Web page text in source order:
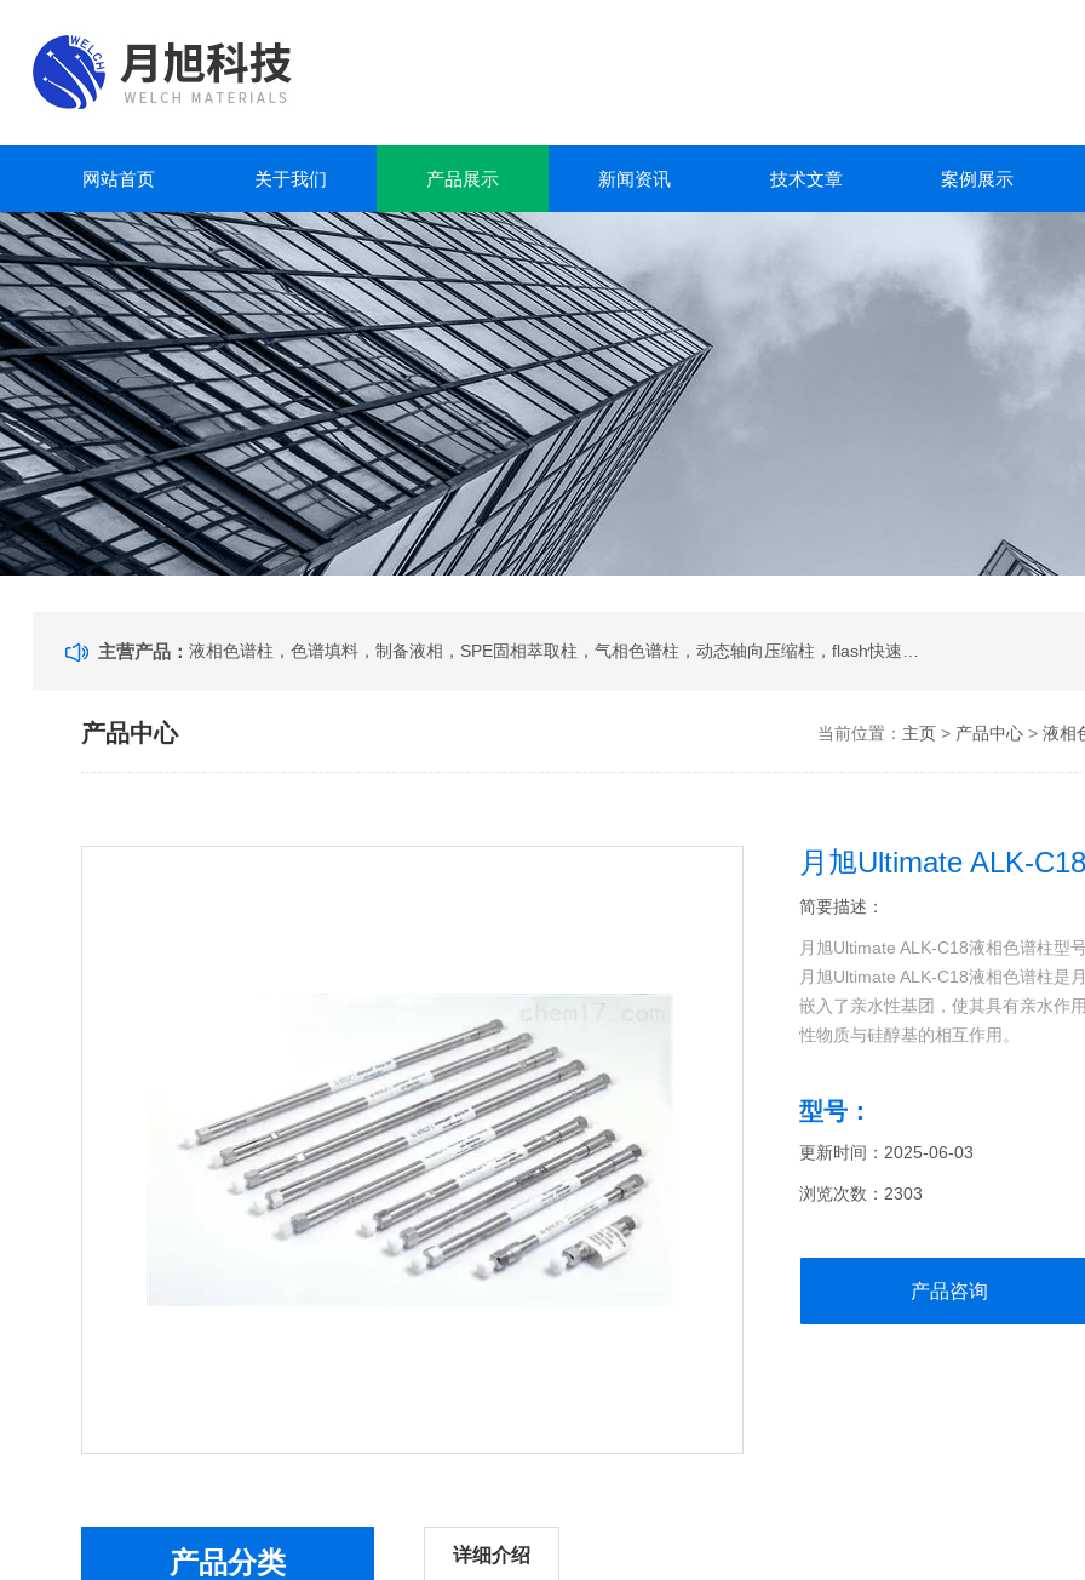
网站首页 关于我们 产品展示 新闻资讯 技术文章 案例展示
主营产品：
产品中心 当前位置： 主页> 产品中心> 液相
月旭Ultimate ALK-
简要描述：
月旭Ultimate ALK-C18液相色谱柱型
月旭Ultimate ALK-C18液相色谱柱是
嵌入了亲水性基团，使其具有亲水作
性物质与硅醇基的相互作用。
型号：
更新时间：2025-06-03
浏览次数：2303
产品咨询
产品分类 详细介绍